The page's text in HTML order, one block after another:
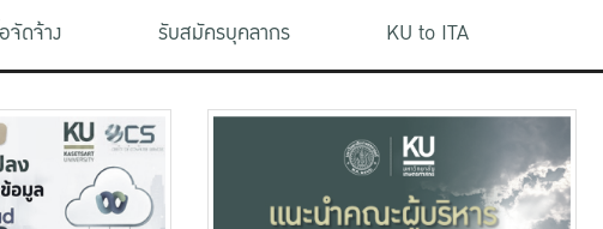
จัดจ้าง รับสมัครบุคลากร KU to ITA